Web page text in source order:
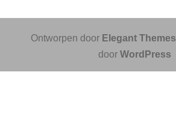
Ontworpen door Elegant Themes
doorWordPress